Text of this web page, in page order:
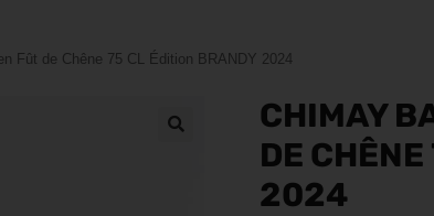
Fût de Chêne 75 CL Édition BRANDY 2024
CHIMAY
DE
2024